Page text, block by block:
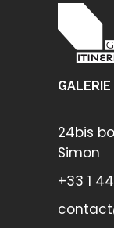
24bis
Simon
+33 1